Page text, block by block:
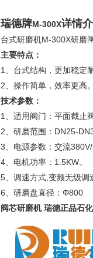
瑞德牌M-300X详情
台式研磨机M-300X研磨
主要特点：
1、台式结构，更加稳定
2、操作简单，效率更高
技术参数：
1、适用阀门：平面截止
2、研磨范围：DN25-
3、电源参数：交流
4、电机功率：1.5KW。
5、调速方式,变频无级调
6、研磨盘直径：Φ800
阀芯研磨机 瑞德正品石